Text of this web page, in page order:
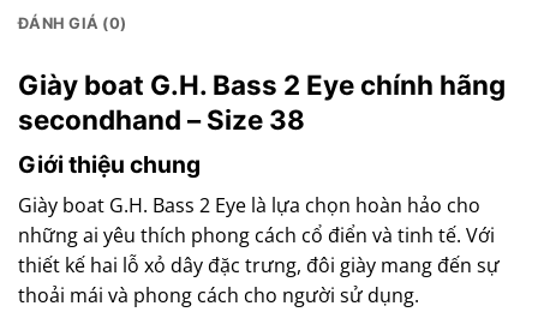
ĐÁNH GIÁ (0)
Giày boat G.H. Bass 2 Eye chính hãng
secondhand – Size 38
Giới thiệu chung
Giày boat G.H. Bass 2 Eye là lựa chọn hoàn hảo cho
những ai yêu thích phong cách cổ điển và tinh tế. Với
thiết kế hai lỗ xỏ dây đặc trưng, đôi giày mang đến sự
thoải mái và phong cách cho người sử dụng.